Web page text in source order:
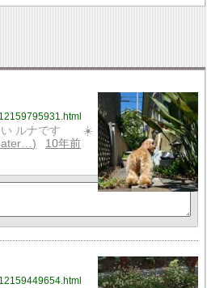
い ルナです ☀️
10年前